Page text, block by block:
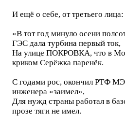
И ещё о себе, от третьего лица:
«В тот год минуло осени
ГЭС дала турбина первый ток,
На улице ПОКРОВКА, что в
криком Серёжка паренёк.
С годами рос, окончил РТФ
инженера «заимел»,
Для нужд страны работал в
прозе тяги не имел.